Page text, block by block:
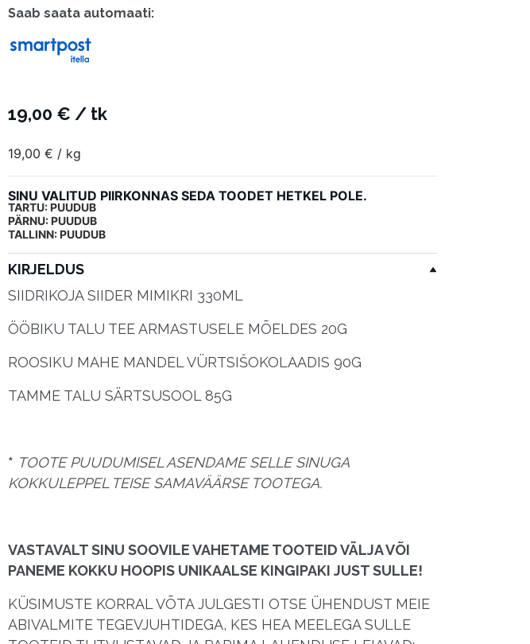
Saab saata automaati:
19,00 € / tk
19,00 € / kg
SINU VALITUD PIIRKONNAS SEDA TOODET HETKEL POLE.
TARTU: PUUDUB
PÄRNU: PUUDUB
TALLINN: PUUDUB
KIRJELDUS
SIIDRIKOJA SIIDER MIMIKRI 330ML
ÖÖBIKU TALU TEE ARMASTUSELE MÕELDES 20G
ROOSIKU MAHE MANDEL VÜRTSIŠOKOLAADIS 90G
TAMME TALU SÄRTSUSOOL 85G
* TOOTE PUUDUMISEL ASENDAME SELLE SINUGA
KOKKULEPPEL TEISE SAMAVÄÄRSE TOOTEGA.
VASTAVALT SINU SOOVILE VAHETAME TOOTEID VÄLJA VÕI
PANEME KOKKU HOOPIS UNIKAALSE KINGIPAKI JUST SULLE!
KÜSIMUSTE KORRAL VÕTA JULGESTI OTSE ÜHENDUST MEIE
ABIVALMITE TEGEVJUHTIDEGA, KES HEA MEELEGA SULLE